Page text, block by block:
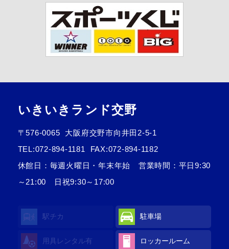
いきいきランド交野
〒576-0065
大阪府交野市向井田2-5-1
TEL:072-894-1181
FAX:072-894-1182
休館日：毎週火曜日・年末年始 営業時間：平日9:30
～21:00 日祝9:30～17:00
駅チカ 駐車場
用具レンタル有 ロッカールーム